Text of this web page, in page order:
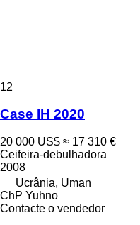
12
Case IH 2020
20 000 US$ ≈ 17 310 €
Ceifeira-debulhadora
2008
Ucrânia, Uman
ChP Yuhno
Contacte o vendedor